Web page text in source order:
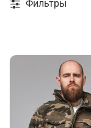
Фильтры